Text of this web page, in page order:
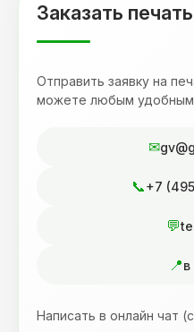
Заказать
Отправить заявку на
можете любым удобным
+7
Написать в онлайн чат